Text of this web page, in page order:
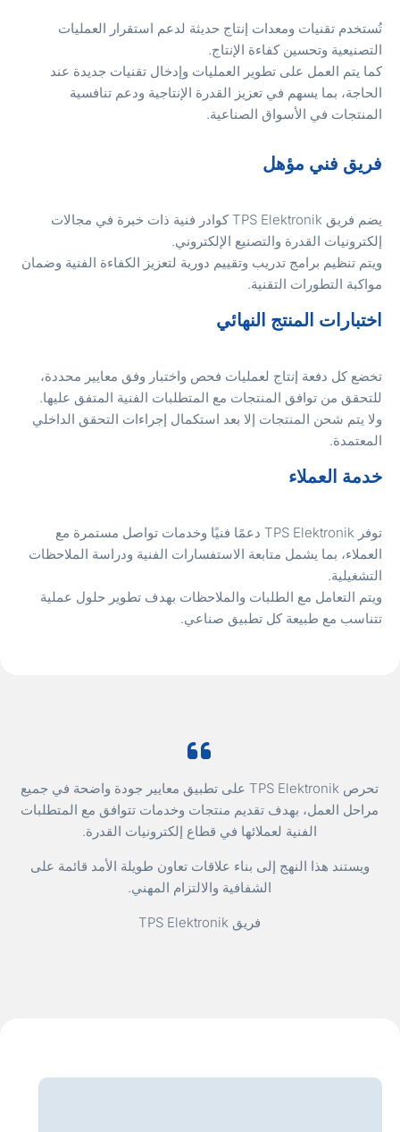
تقنيات ومعدات إنتاج حديثة لدعم استقرار العمليات
وتحسين كفاءة الإنتاج.
يتم العمل على تطوير العمليات وإدخال تقنيات جديدة عند
بما يسهم في تعزيز القدرة الإنتاجية ودعم تنافسية
في الأسواق الصناعية.
فني مؤهل
يضم فريق TPS Elektronik كوادر فنية ذات خبرة في مجالات
القدرة والتصنيع الإلكتروني.
تنظيم برامج تدريب وتقييم دورية لتعزيز الكفاءة الفنية وضمان
التطورات التقنية.
المنتج النهائي
كل دفعة إنتاج لعمليات فحص واختبار وفق معايير محددة،
من توافق المنتجات مع المتطلبات الفنية المتفق عليها.
يتم شحن المنتجات إلا بعد استكمال إجراءات التحقق الداخلي
العملاء
توفر TPS Elektronik دعمًا فنيًا وخدمات تواصل مستمرة مع
بما يشمل متابعة الاستفسارات الفنية ودراسة الملاحظات
التعامل مع الطلبات والملاحظات بهدف تطوير حلول عملية
مع طبيعة كل تطبيق صناعي.
تحرص TPS Elektronik على تطبيق معايير جودة واضحة في جميع
العمل، بهدف تقديم منتجات وخدمات تتوافق مع المتطلبات
الفنية لعملائها في قطاع إلكترونيات القدرة.
ويستند هذا النهج إلى بناء علاقات تعاون طويلة الأمد قائمة على
الشفافية والالتزام المهني.
فريق TPS Elektronik